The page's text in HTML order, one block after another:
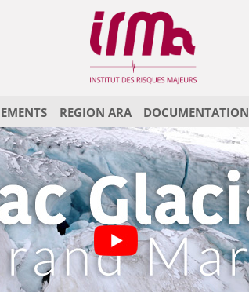
REGION ARA DOCUMENTATION